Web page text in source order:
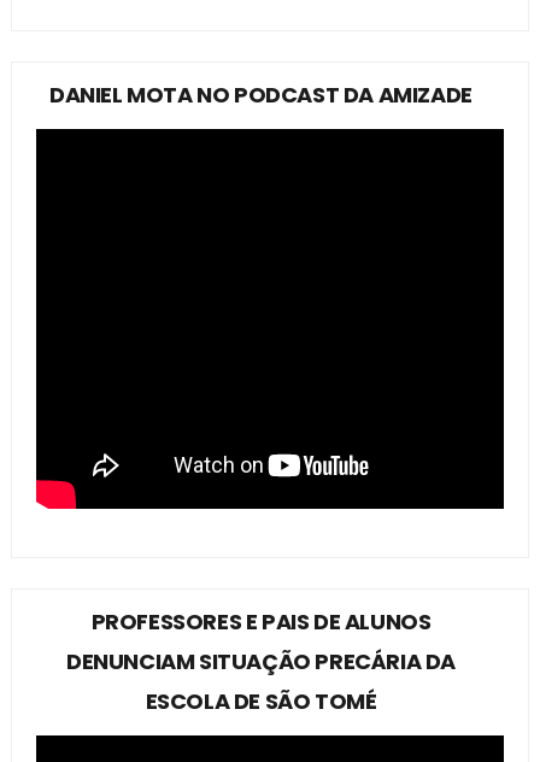
DANIEL MOTA NO PODCAST DA AMIZADE
PROFESSORES E PAIS DE ALUNOS
DENUNCIAM SITUAÇÃO PRECÁRIA DA
ESCOLA DE SÃO TOMÉ